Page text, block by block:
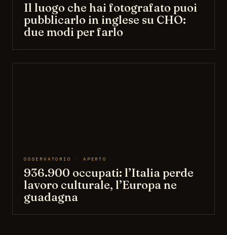
Il luogo che hai fotografato puoi
pubblicarlo in inglese su CHO:
due modi per farlo
OSSERVATORIO · APERTO
936.900 occupati: l’Italia perde
lavoro culturale, l’Europa ne
guadagna